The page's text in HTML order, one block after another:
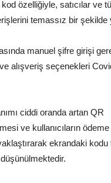
özelliğiyle, satıcılar ve
temassız bir şekilde
manuel şifre girişi
alışveriş seçenekleri
ciddi oranda artan QR
ve kullanıcıların ödeme
ekrandaki kodu